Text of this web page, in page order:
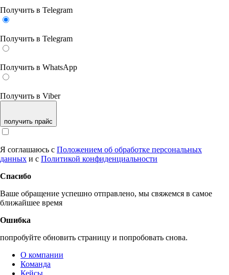
Получить в Telegram
Получить в Telegram
Получить в WhatsApp
Получить в Viber
получить прайс
Я соглашаюсь с Положением об обработке персональных
данных и с Политикой конфиденциальности
Спасибо
Ваше обращение успешно отправлено, мы свяжемся в самое
ближайшее время
Ошибка
попробуйте обновить страницу и попробовать снова.
О компании
Команда
Кейсы